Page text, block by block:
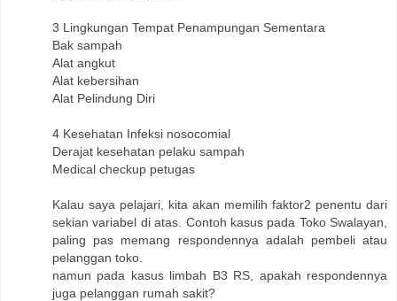
3 Lingkungan Tempat Penampungan Sementara
Bak sampah
Alat angkut
Alat kebersihan
Alat Pelindung Diri
4 Kesehatan Infeksi nosocomial
Derajat kesehatan pelaku sampah
Medical checkup petugas
Kalau saya pelajari, kita akan memilih faktor2 penentu dari
sekian variabel di atas. Contoh kasus pada Toko Swalayan,
paling pas memang respondennya adalah pembeli atau
pelanggan toko.
namun pada kasus limbah B3 RS, apakah respondennya
juga pelanggan rumah sakit?